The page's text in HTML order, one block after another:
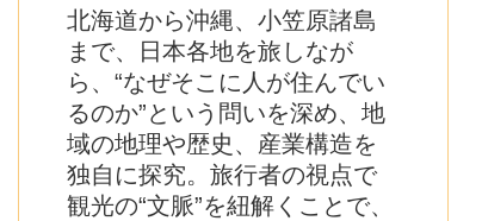
北海道から沖縄、小笠原諸島
まで、日本各地を旅しなが
ら、“なぜそこに人が住んでい
るのか”という問いを深め、地
域の地理や歴史、産業構造を
独自に探究。旅行者の視点で
観光の“文脈”を紐解くことで、